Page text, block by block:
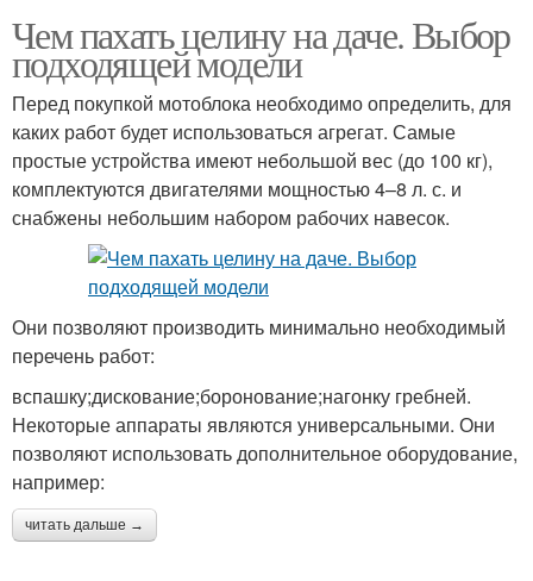
Чем пахать целину на даче. Выбор
подходящей модели
Перед покупкой мотоблока необходимо определить, для
каких работ будет использоваться агрегат. Самые
простые устройства имеют небольшой вес (до 100 кг),
комплектуются двигателями мощностью 4–8 л. с. и
снабжены небольшим набором рабочих навесок.
Они позволяют производить минимально необходимый
перечень работ:
вспашку;дискование;боронование;нагонку гребней.
Некоторые аппараты являются универсальными. Они
позволяют использовать дополнительное оборудование,
например:
читать дальше →